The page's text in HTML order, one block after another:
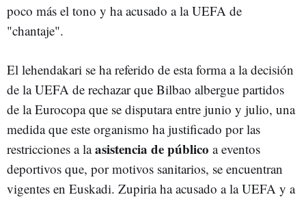
poco más el tono y ha acusado a la UEFA de
"chantaje".
El lehendakari se ha referido de esta forma a la decisión
de la UEFA de rechazar que Bilbao albergue partidos
de la Eurocopa que se disputara entre junio y julio, una
medida que este organismo ha justificado por las
restricciones a laasistencia de público a eventos
deportivos que, por motivos sanitarios, se encuentran
vigentes en Euskadi. Zupiria ha acusado a la UEFA y a